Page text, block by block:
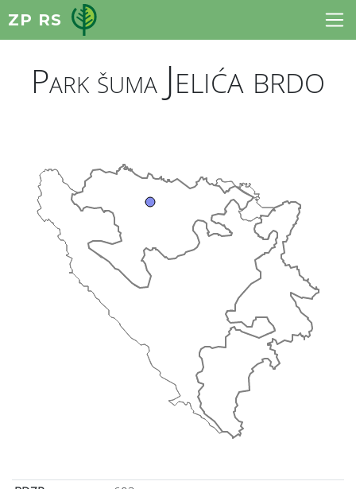
ZP RS
Park šuma Jelića brdo